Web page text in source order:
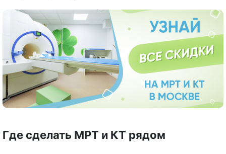
Где сделать МРТ и КТ рядом